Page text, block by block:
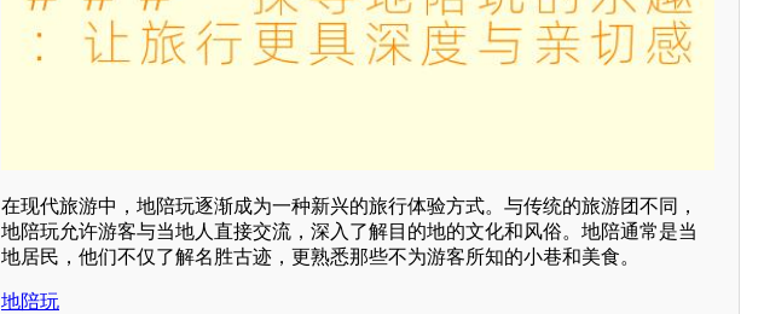
在现代旅游中，地陪玩逐渐成为一种新兴的旅行体验方式。与传统的旅游团不同，
地陪玩允许游客与当地人直接交流，深入了解目的地的文化和风俗。地陪通常是当
地居民，他们不仅了解名胜古迹，更熟悉那些不为游客所知的小巷和美食。
地陪玩